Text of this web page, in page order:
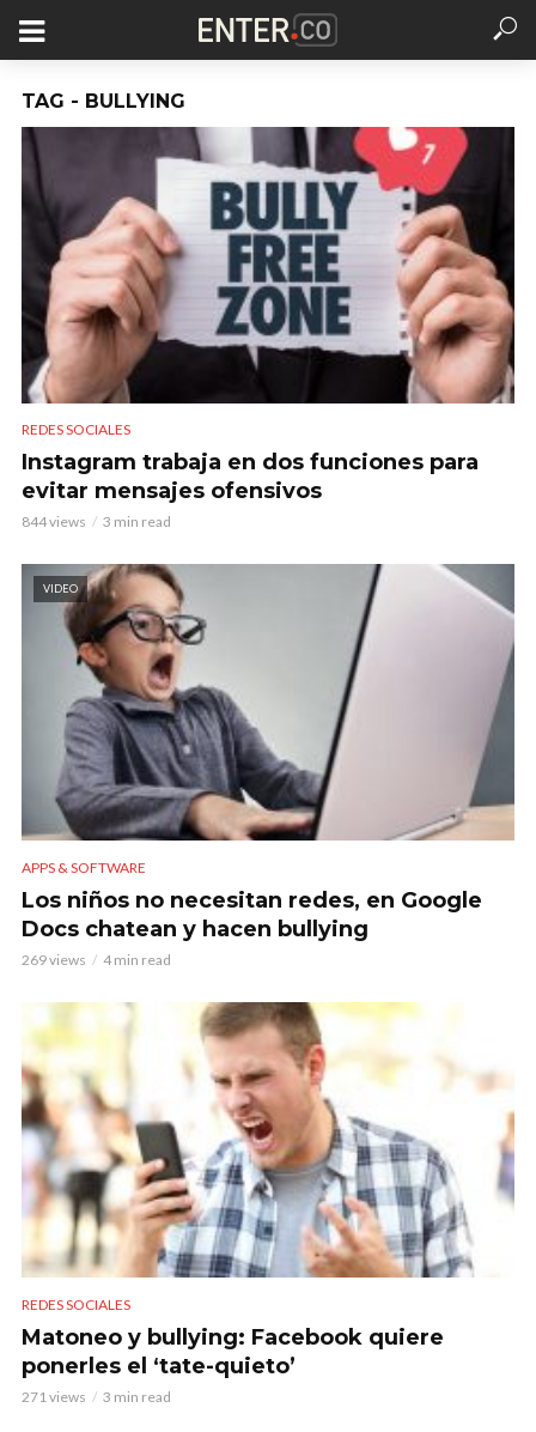
TAG - BULLYING
REDES SOCIALES
Instagram trabaja en dos funciones para
evitar mensajes ofensivos
844 views 3 min read
VIDEO
APPS & SOFTWARE
Los niños no necesitan redes, en Google
Docs chatean y hacen bullying
269 views 4 min read
REDES SOCIALES
Matoneo y bullying: Facebook quiere
ponerles el ‘tate-quieto’
271 views 3 min read